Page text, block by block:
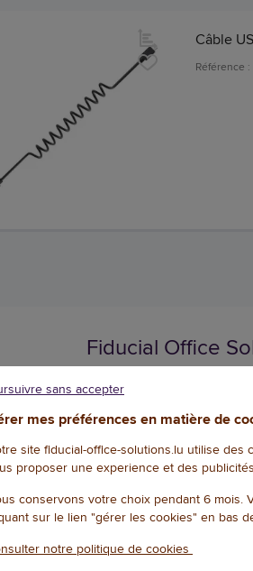
Câble
Référence :
Fiducial Office
Français Français /
mes préférences en matière de
site fiducial-office-solutions.lu utilise
proposer une experience et des
conservons votre choix pendant 6 mois.
sur le lien "gérer les cookies" en bas
notre politique de cookies
sans accepter